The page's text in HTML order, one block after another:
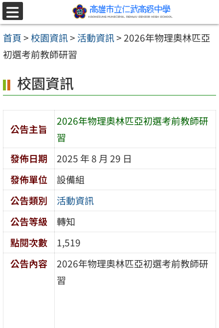
跳至主要內容區
選
單
首頁>校園資訊> 活動資訊> 2026年物理奧林匹亞
初選考前教師研習
校園資訊
公告主旨
2026年物理奧林匹亞初選考前教師研
習
發佈日期
2025 年 8 月 29 日
發佈單位
設備組
公告類別
活動資訊
公告等級
轉知
點閱次數
1,519
公告內容
2026年物理奧林匹亞初選考前教師研
習